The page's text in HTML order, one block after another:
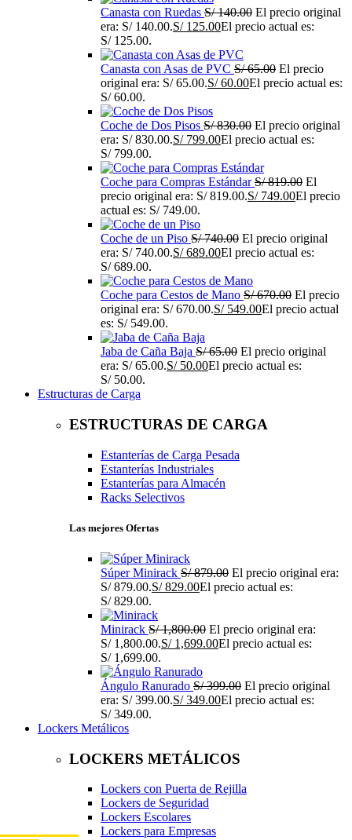
Canasta con Ruedas S/140.00 El precio original
era: S/ 140.00.S/125.00El precio actual es:
S/ 125.00.
Canasta con Asas de PVC S/65.00 El precio
original era: S/ 65.00.S/60.00El precio actual es:
S/ 60.00.
Coche de Dos Pisos S/830.00 El precio original
era: S/ 830.00.S/799.00El precio actual es:
S/ 799.00.
Coche para Compras EstándarS/819.00 El
precio original era: S/ 819.00.S/749.00El precio
actual es: S/ 749.00.
Coche de un Piso S/740.00 El precio original
era: S/ 740.00.S/689.00El precio actual es:
S/ 689.00.
Coche para Cestos de Mano S/670.00 El precio
original era: S/ 670.00.S/549.00El precio actual
es: S/ 549.00.
Jaba de Caña Baja S/65.00 El precio original
era: S/ 65.00.S/50.00El precio actual es:
S/ 50.00.
Estructuras de Carga
ESTRUCTURAS DE CARGA
Estanterías de Carga Pesada
Estanterías Industriales
Estanterías para Almacén
Racks Selectivos
Las mejores Ofertas
Súper Minirack S/879.00 El precio original era:
S/ 879.00.S/829.00El precio actual es:
S/ 829.00.
Minirack S/1,800.00 El precio original era:
S/ 1,800.00.S/1,699.00El precio actual es:
S/ 1,699.00.
Ángulo Ranurado S/399.00 El precio original
era: S/ 399.00.S/349.00El precio actual es:
S/ 349.00.
Lockers Metálicos
LOCKERS METÁLICOS
Lockers con Puerta de Rejilla
Lockers de Seguridad
Lockers Escolares
Lockers para Empresas